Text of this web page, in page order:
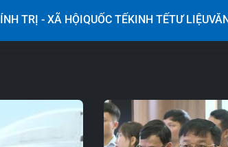
TRỊ - XÃ HỘIQUỐC TẾKINH TẾTƯ LIỆU